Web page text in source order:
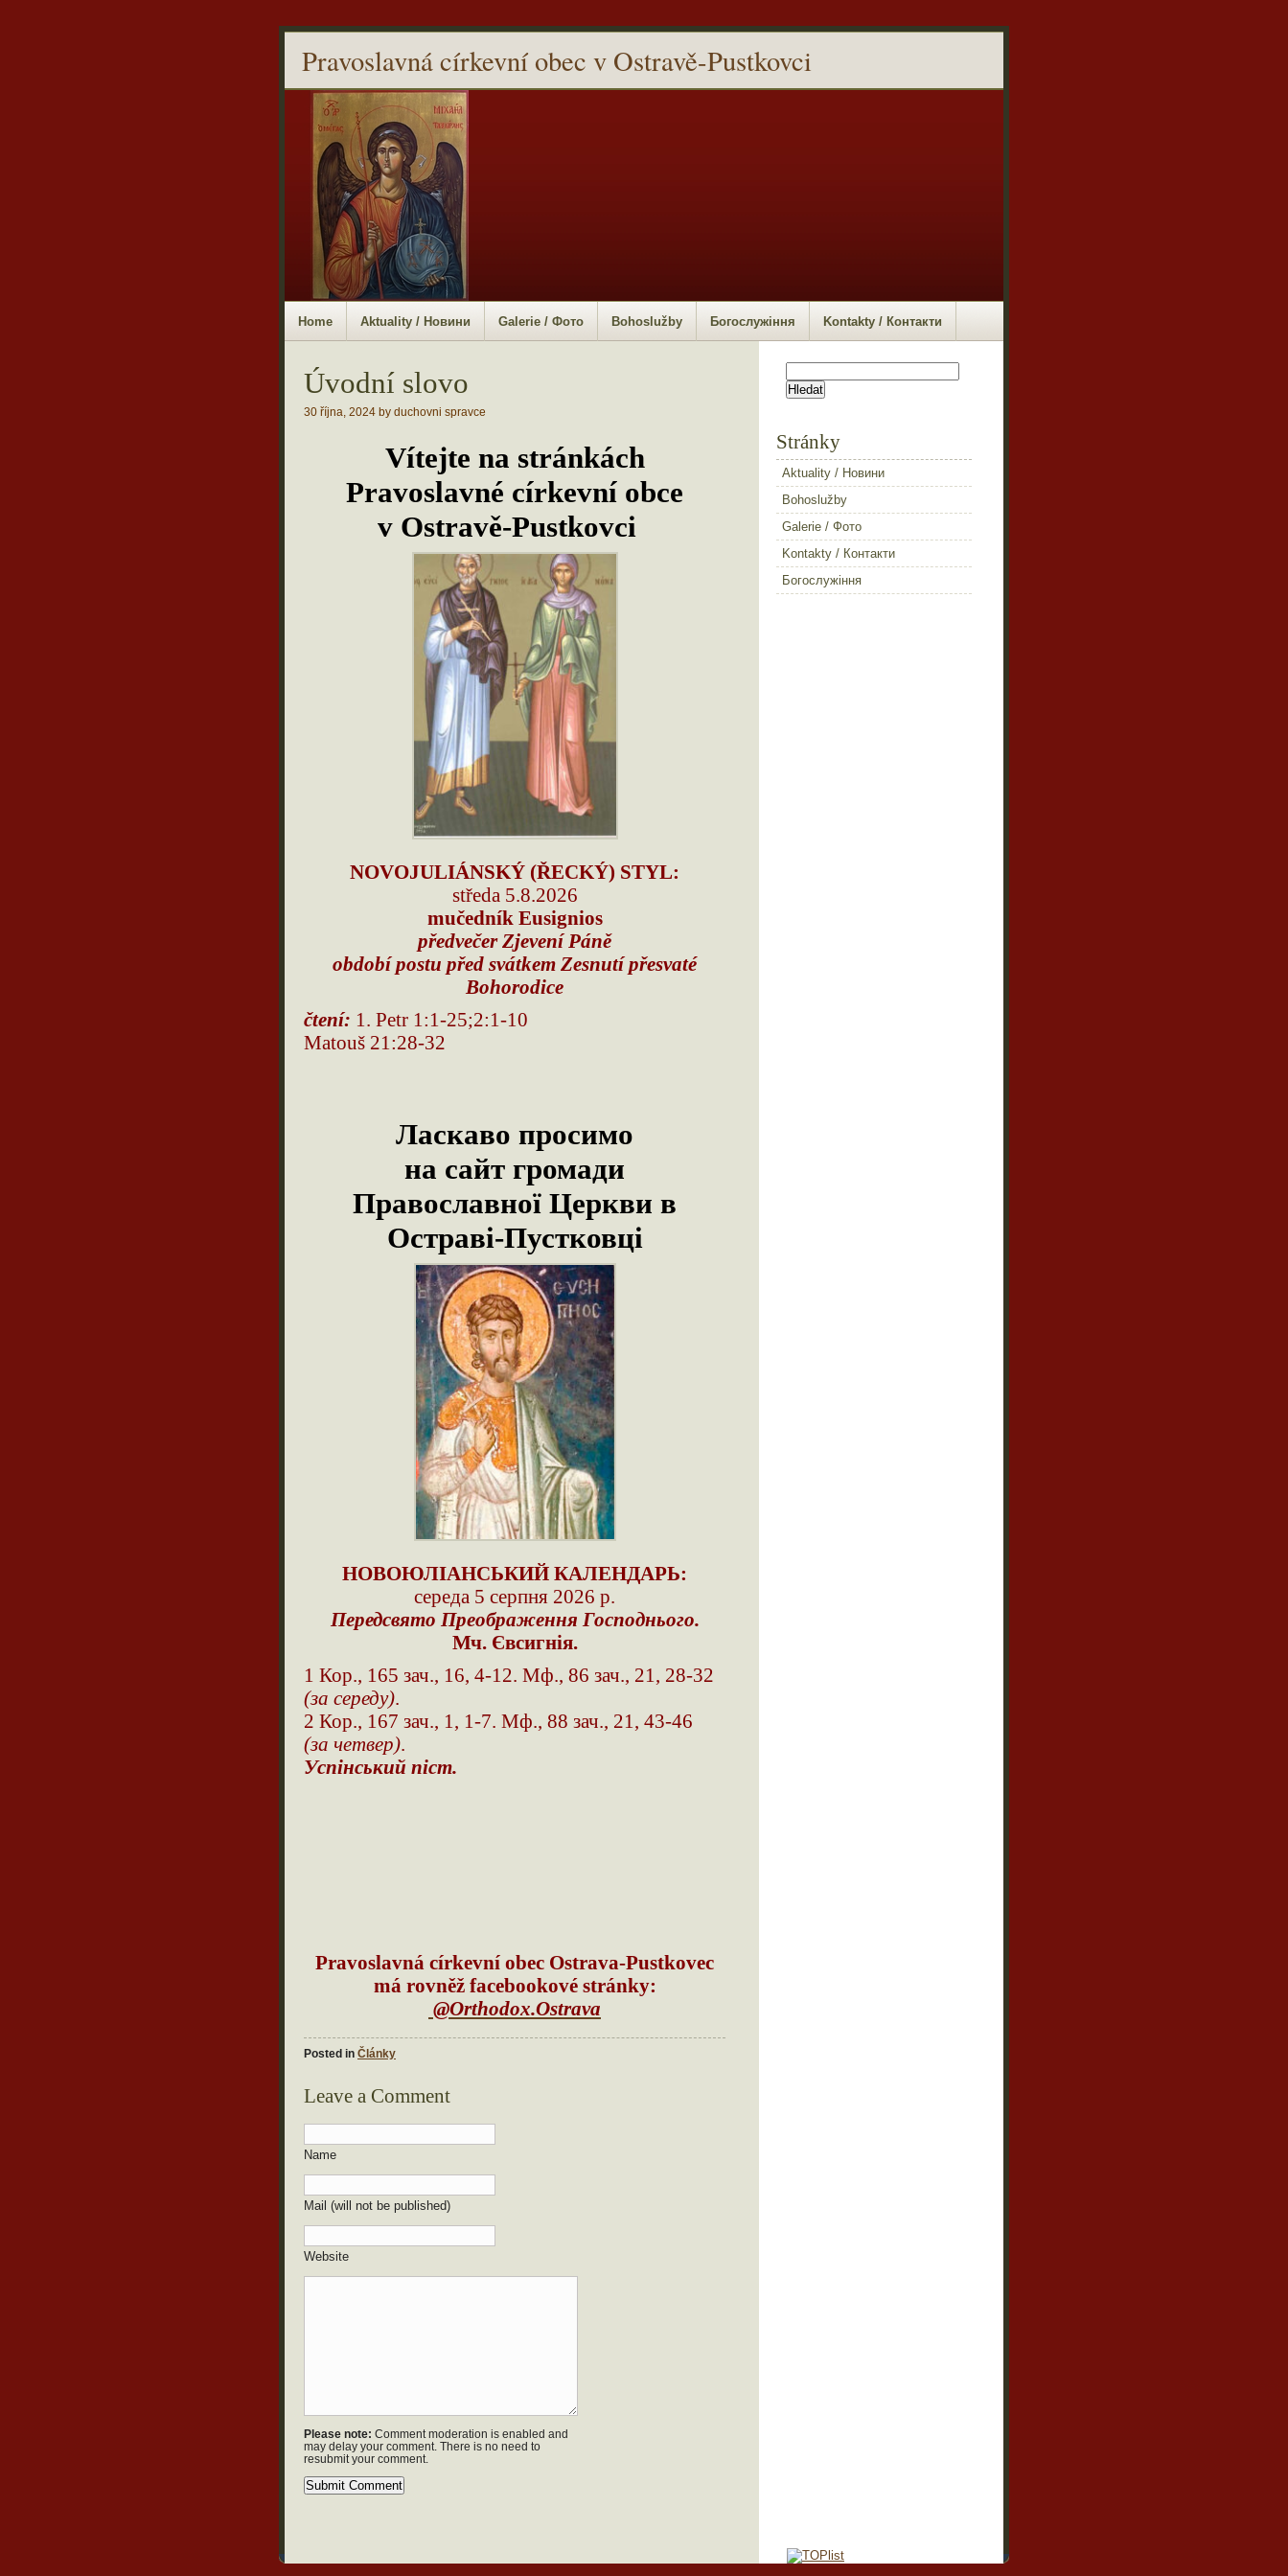
Pravoslavná církevní obec v Ostravě-Pustkovci
Home Aktuality / Новини Galerie / Фото Bohoslužby Богослужіння Kontakty / Контакти
Úvodní slovo
30 října, 2024 by duchovni spravce
Vítejte na stránkách
Pravoslavné církevní obce
v Ostravě-Pustkovci
NOVOJULIÁNSKÝ (ŘECKÝ) STYL:
středa 5.8.2026
mučedník Eusignios
předvečer Zjevení Páně
období postu před svátkem Zesnutí přesvaté
Bohorodice
čtení: 1. Petr 1:1-25;2:1-10
Matouš 21:28-32
Ласкаво просимо
на сайт громади
Православної Церкви в
Остраві-Пустковцi
НОВОЮЛІАНСЬКИЙ КАЛЕНДАРЬ:
середа 5 серпня 2026 p.
Передсвято Преображення Господнього.
Мч. Євсигнiя.
1 Кор., 165 зач., 16, 4-12. Мф., 86 зач., 21, 28-32
(за середу).
2 Кор., 167 зач., 1, 1-7. Мф., 88 зач., 21, 43-46
(за четвер).
Успінський піст.
Pravoslavná církevní obec Ostrava-Pustkovec
má rovněž facebookové stránky:
@Orthodox.Ostrava
Posted in Články
Leave a Comment
Name
Mail (will not be published)
Website
Please note: Comment moderation is enabled and
may delay your comment. There is no need to
resubmit your comment.
Stránky
Aktuality / Новини
Bohoslužby
Galerie / Фото
Kontakty / Контакти
Богослужіння